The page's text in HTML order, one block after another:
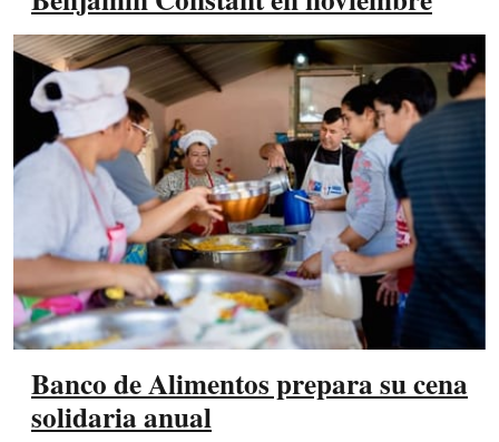
Banco de Alimentos prepara su cena
solidaria anual